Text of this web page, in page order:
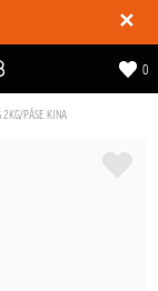
✕
0
2KG/PÅSE KINA